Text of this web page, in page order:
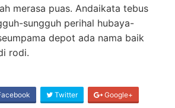
merasa puas. Andaikata tebus
sungguh perihal hubaya-
depot ada nama baik
rodi.
Twitter Google+